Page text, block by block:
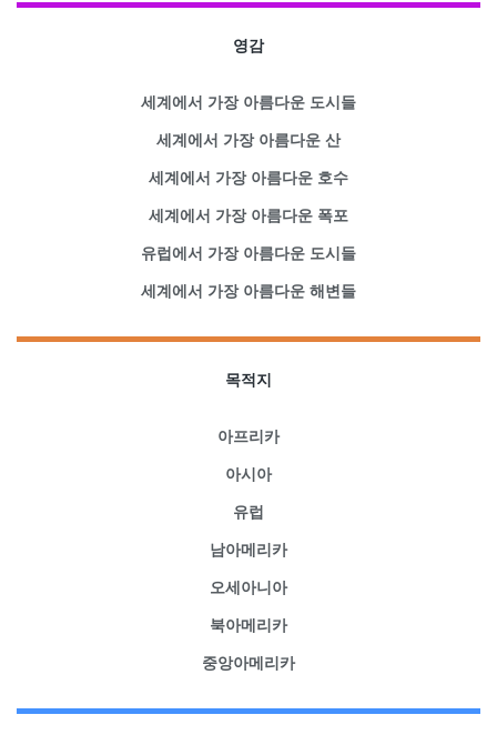
영감
세계에서 가장 아름다운 도시들
세계에서 가장 아름다운 산
세계에서 가장 아름다운 호수
세계에서 가장 아름다운 폭포
유럽에서 가장 아름다운 도시들
세계에서 가장 아름다운 해변들
목적지
아프리카
아시아
유럽
남아메리카
오세아니아
북아메리카
중앙아메리카